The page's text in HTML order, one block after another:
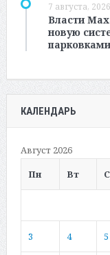
7 августа,
Власти
новую
парковками
КАЛЕНДАРЬ
Август 2026
Пн
Вт
3 4 5